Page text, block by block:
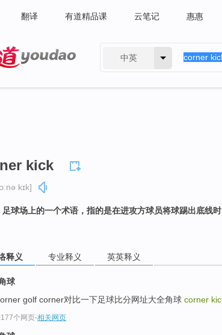
翻译 有道精品课 云笔记 惠惠
中英
kick
kɪk]
足球场上的一个术语，指的是在进攻方球员将球踢出底线
释义 专业释义 英英释义
球
golf corner对比一下足球比分网址大全角球 corner
个网页-相关网页